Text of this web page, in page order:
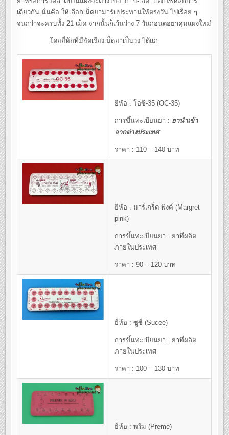
เดียวกัน นั่นคือ ให้เลือกเม็ดยามารับประทานให้ตรงวัน ไปเรื่อย ๆ
จนกว่าจะครบทั้ง 21 เม็ด จากนั้นก็เว้นว่าง 7 วันก่อนต่อยาคุมแผงใหม่
โดยยี่ห้อที่มีจัดเรียงเม็ดยาเป็นวง ได้แก่
ยี่ห้อ : โอซี-35 (OC-35)
การขึ้นทะเบียนยา : ยานำเข้า
จากต่างประเทศ
ราคา : 110 – 140 บาท
ยี่ห้อ : มาร์เกร็ต พิงค์ (Margret
pink)
การขึ้นทะเบียนยา : ยาที่ผลิต
ภายในประเทศ
ราคา : 90 – 120 บาท
ยี่ห้อ : ซูซี่ (Sucee)
การขึ้นทะเบียนยา : ยาที่ผลิต
ภายในประเทศ
ราคา : 100 – 130 บาท
ยี่ห้อ : พรีม (Preme)